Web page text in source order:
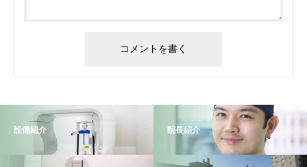
設備紹介 院長紹介